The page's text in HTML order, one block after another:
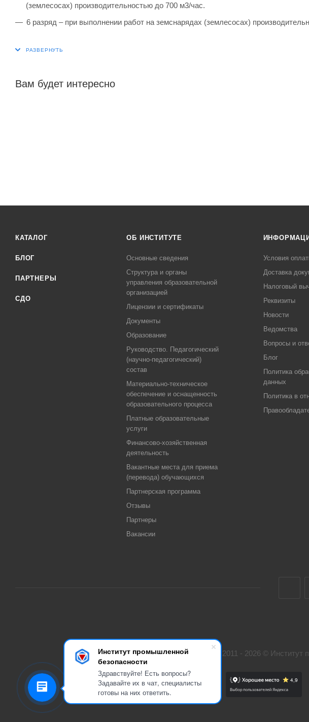
Институт промышленной
безопасности
Здравствуйте! Есть вопросы?
Задавайте их в чат, специалисты
готовы на них ответить.
(землесосах) производительностью до 700 м3/час.
6 разряд – при выполнении работ на земснарядах (землесосах)
Вам будет интересно
КАТАЛОГ
БЛОГ
ПАРТНЕРЫ
СДО
ОБ ИНСТИТУТЕ
Основные сведения
Структура и органы
управления образовательной
организацией
Лицензии и сертификаты
Документы
Образование
Руководство. Педагогический
(научно-педагогический)
состав
Материально-техническое
обеспечение и оснащенность
образовательного процесса
Платные образовательные
услуги
Финансово-хозяйственная
деятельность
Вакантные места для приема
(перевода) обучающихся
Партнерская программа
Отзывы
Партнеры
Вакансии
Условия
Доставка
Налоговый
Реквизиты
Новости
Ведомства
Вопросы и
Блог
Политика
данных
Политика в
2011 - 2026 © Институт